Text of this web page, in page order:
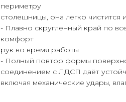
периметру
столешницы, она легко
- Плавно скругленный край по
комфорт
рук во время работы
- Полный повтор формы
соединением с ЛДСП даёт
включая механические удары,